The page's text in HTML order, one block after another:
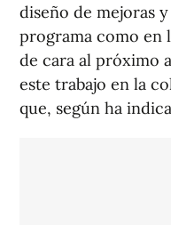
diseño de mejoras
programa como en
de cara al próximo
este trabajo en la
que, según ha